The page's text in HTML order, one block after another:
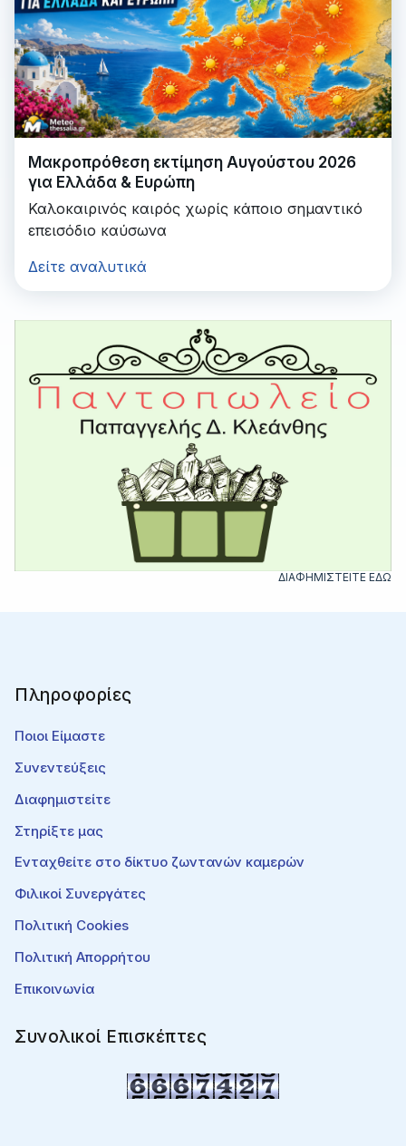
Μακροπρόθεση εκτίμηση Αυγούστου 2026
για Ελλάδα & Ευρώπη
Καλοκαιρινός καιρός χωρίς κάποιο σημαντικό
επεισόδιο καύσωνα
Δείτε αναλυτικά
ΔΙΑΦΗΜΙΣΤΕΙΤΕ ΕΔΩ
Πληροφορίες
Ποιοι Είμαστε
Συνεντεύξεις
Διαφημιστείτε
Στηρίξτε μας
Ενταχθείτε στο δίκτυο ζωντανών καμερών
Φιλικοί Συνεργάτες
Πολιτική Cookies
Πολιτική Απορρήτου
Επικοινωνία
Συνολικοί Επισκέπτες